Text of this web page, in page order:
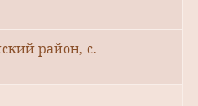
район, с.